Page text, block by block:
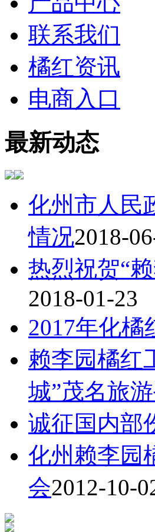
联系我们
橘红资讯
电商入口
最新动态
化州市人民
情况2018-
热烈祝贺“
2018-01-23
2017年化
赖李园橘红
城”茂名旅
诚征国内部
化州赖李园
会2012-10-